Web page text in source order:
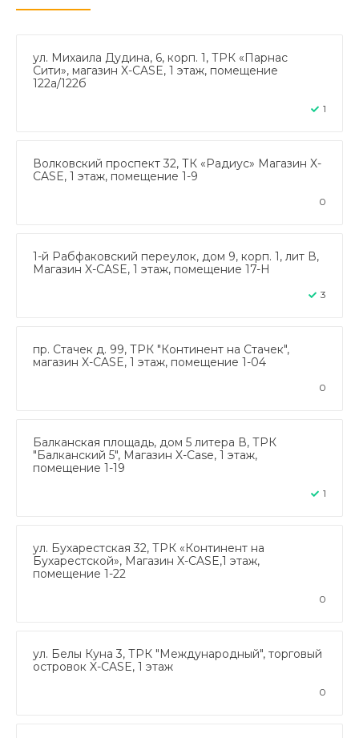
ул. Михаила Дудина, 6, корп. 1, ТРК «Парнас
Сити», магазин X-CASE, 1 этаж, помещение
122а/122б
1
Волковский проспект 32, ТК «Радиус» Магазин X-
CASE, 1 этаж, помещение 1-9
0
1-й Рабфаковский переулок, дом 9, корп. 1, лит В,
Магазин X-CASE, 1 этаж, помещение 17-Н
3
пр. Стачек д. 99, ТРК "Континент на Стачек",
магазин X-CASE, 1 этаж, помещение 1-04
0
Балканская площадь, дом 5 литера В, ТРК
"Балканский 5", Магазин X-Case, 1 этаж,
помещение 1-19
1
ул. Бухарестская 32, ТРК «Континент на
Бухарестской», Магазин X-CASE,1 этаж,
помещение 1-22
0
ул. Белы Куна 3, ТРК "Международный", торговый
островок X-CASE, 1 этаж
0